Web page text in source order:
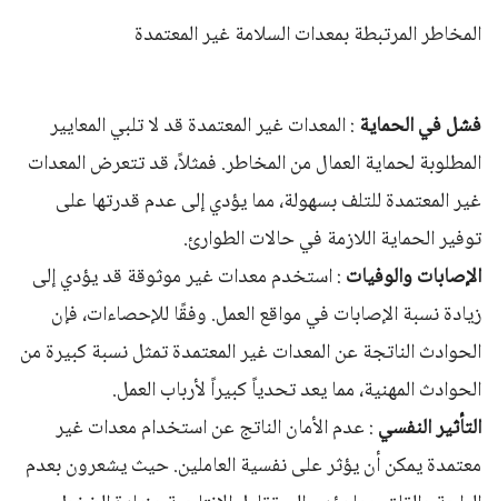
المخاطر المرتبطة بمعدات السلامة غير المعتمدة
فشل في الحماية: المعدات غير المعتمدة قد لا تلبي المعايير
المطلوبة لحماية العمال من المخاطر. فمثلاً، قد تتعرض المعدات
غير المعتمدة للتلف بسهولة، مما يؤدي إلى عدم قدرتها على
توفير الحماية اللازمة في حالات الطوارئ.
الإصابات والوفيات: استخدم معدات غير موثوقة قد يؤدي إلى
زيادة نسبة الإصابات في مواقع العمل. وفقًا للإحصاءات، فإن
الحوادث الناتجة عن المعدات غير المعتمدة تمثل نسبة كبيرة من
الحوادث المهنية، مما يعد تحدياً كبيراً لأرباب العمل.
التأثير النفسي: عدم الأمان الناتج عن استخدام معدات غير
معتمدة يمكن أن يؤثر على نفسية العاملين. حيث يشعرون بعدم